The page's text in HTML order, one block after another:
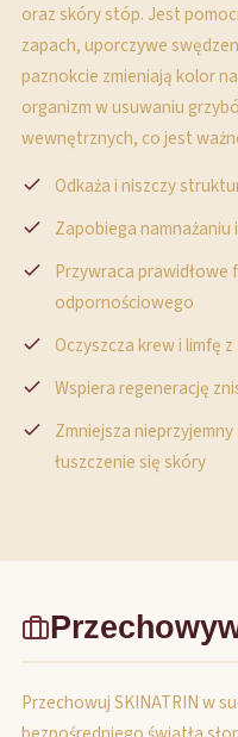
oraz skóry stóp. Jest
zapach, uporczywe
paznokcie zmieniają kolor
organizm w usuwaniu
wewnętrznych, co jest
Odkaża i niszczy
Zapobiega
Przywraca prawidłowe
odpornościowego
Oczyszcza krew i limfę
Wspiera regenerację
Zmniejsza
łuszczenie się skóry
Przechowuj SKINATRIN w